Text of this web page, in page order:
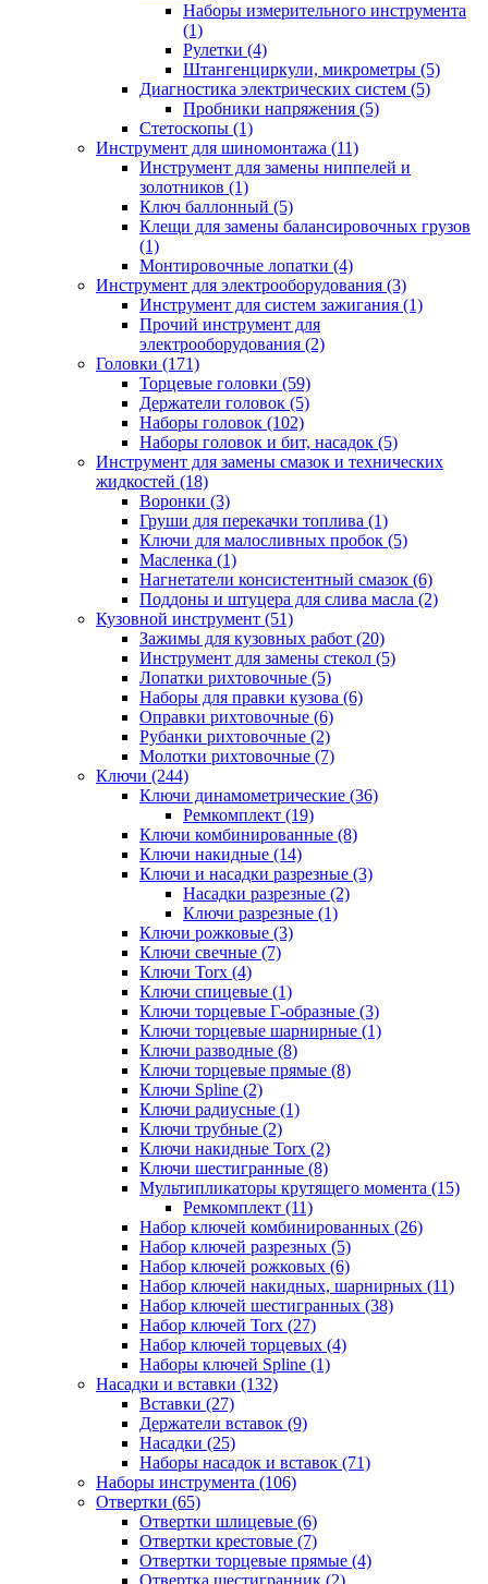
Наборы измерительного инструмента
(1)
Рулетки (4)
Штангенциркули, микрометры (5)
Диагностика электрических систем (5)
Пробники напряжения (5)
Стетоскопы (1)
Инструмент для шиномонтажа (11)
Инструмент для замены ниппелей и
золотников (1)
Ключ баллонный (5)
Клещи для замены балансировочных грузов
(1)
Монтировочные лопатки (4)
Инструмент для электрооборудования (3)
Инструмент для систем зажигания (1)
Прочий инструмент для
электрооборудования (2)
Головки (171)
Торцевые головки (59)
Держатели головок (5)
Наборы головок (102)
Наборы головок и бит, насадок (5)
Инструмент для замены смазок и технических
жидкостей (18)
Воронки (3)
Груши для перекачки топлива (1)
Ключи для малосливных пробок (5)
Масленка (1)
Нагнетатели консистентный смазок (6)
Поддоны и штуцера для слива масла (2)
Кузовной инструмент (51)
Зажимы для кузовных работ (20)
Инструмент для замены стекол (5)
Лопатки рихтовочные (5)
Наборы для правки кузова (6)
Оправки рихтовочные (6)
Рубанки рихтовочные (2)
Молотки рихтовочные (7)
Ключи (244)
Ключи динамометрические (36)
Ремкомплект (19)
Ключи комбинированные (8)
Ключи накидные (14)
Ключи и насадки разрезные (3)
Насадки разрезные (2)
Ключи разрезные (1)
Ключи рожковые (3)
Ключи свечные (7)
Ключи Torx (4)
Ключи спицевые (1)
Ключи торцевые Г-образные (3)
Ключи торцевые шарнирные (1)
Ключи разводные (8)
Ключи торцевые прямые (8)
Ключи Spline (2)
Ключи радиусные (1)
Ключи трубные (2)
Ключи накидные Torx (2)
Ключи шестигранные (8)
Мультипликаторы крутящего момента (15)
Ремкомплект (11)
Набор ключей комбинированных (26)
Набор ключей разрезных (5)
Набор ключей рожковых (6)
Набор ключей накидных, шарнирных (11)
Набор ключей шестигранных (38)
Набор ключей Torx (27)
Набор ключей торцевых (4)
Наборы ключей Spline (1)
Насадки и вставки (132)
Вставки (27)
Держатели вставок (9)
Насадки (25)
Наборы насадок и вставок (71)
Наборы инструмента (106)
Отвертки (65)
Отвертки шлицевые (6)
Отвертки крестовые (7)
Отвертки торцевые прямые (4)
Отвертка шестигранник (2)